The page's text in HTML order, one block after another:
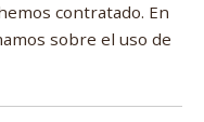
contratado. En
sobre el uso de